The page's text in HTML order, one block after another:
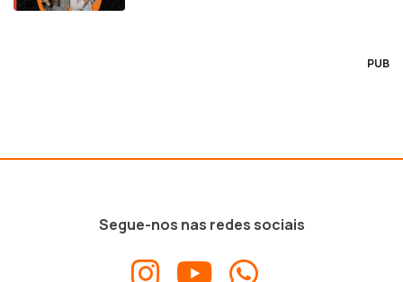
PUB
Segue-nos nas redes sociais